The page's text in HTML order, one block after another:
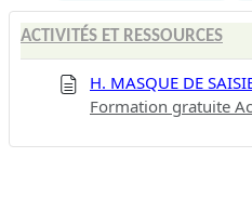
ACTIVITÉS ET RESSOURCES
H. MASQUE DE
Formation gratuite